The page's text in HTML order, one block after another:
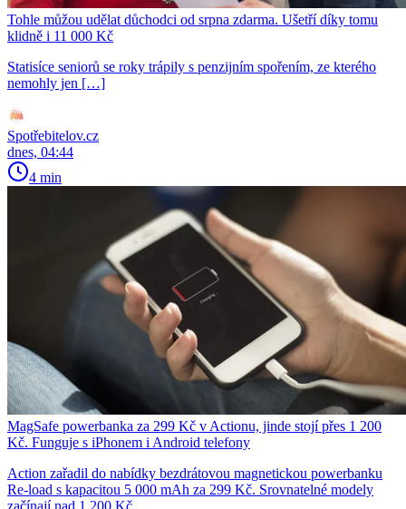
Tohle můžou udělat důchodci od srpna zdarma. Ušetří díky tomu
klidně i 11 000 Kč
Statisíce seniorů se roky trápily s penzijním spořením, ze kterého
nemohly jen […]
Spotřebitelov.cz
dnes, 04:44
4 min
MagSafe powerbanka za 299 Kč v Actionu, jinde stojí přes 1 200
Kč. Funguje s iPhonem i Android telefony
Action zařadil do nabídky bezdrátovou magnetickou powerbanku
Re-load s kapacitou 5 000 mAh za 299 Kč. Srovnatelné modely